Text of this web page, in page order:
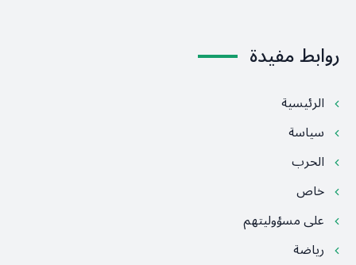
روابط مفيدة
الرئيسية
سياسة
الحرب
خاص
على مسؤوليتهم
رياضة